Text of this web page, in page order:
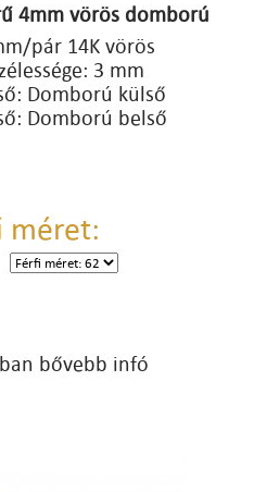
4mm vörös domború
pár 14K vörös
3 mm
Domború külső
Domború belső
méret:
bővebb infó